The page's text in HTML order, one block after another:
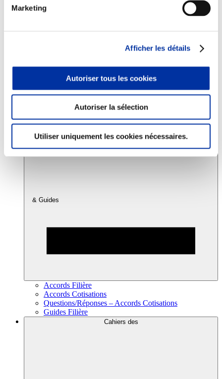
Marketing
Afficher les détails
Autoriser tous les cookies
Autoriser la sélection
Utiliser uniquement les cookies nécessaires.
Consommation
Sécurité sanitaire
Juste rémunération et attractivité des métiers
Info-veille scientifique
Accords
& Guides
Accords Filière
Accords Cotisations
Questions/Réponses – Accords Cotisations
Guides Filière
Cahiers des